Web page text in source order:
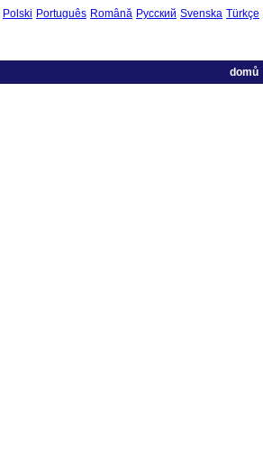
Polski Português Română Русский Svenska Türkçe
domů